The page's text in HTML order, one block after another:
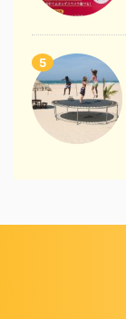
5